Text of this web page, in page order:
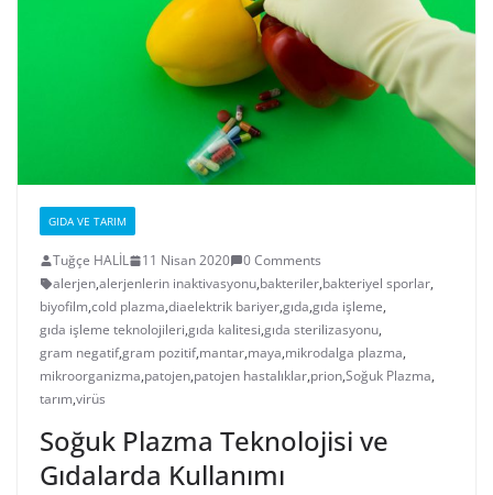
GIDA VE TARIM
Tuğçe HALİL 11 Nisan 2020
0 Comments
alerjen,alerjenlerin inaktivasyonu,bakteriler,bakteriyel sporlar,
biyofilm,cold plazma,diaelektrik bariyer,gıda,gıda işleme,
gıda işleme teknolojileri,gıda kalitesi,gıda sterilizasyonu,
gram negatif,gram pozitif,mantar,maya,mikrodalga plazma,
mikroorganizma,patojen,patojen hastalıklar,prion,Soğuk Plazma,
tarım,virüs
Soğuk Plazma Teknolojisi ve
Gıdalarda Kullanımı